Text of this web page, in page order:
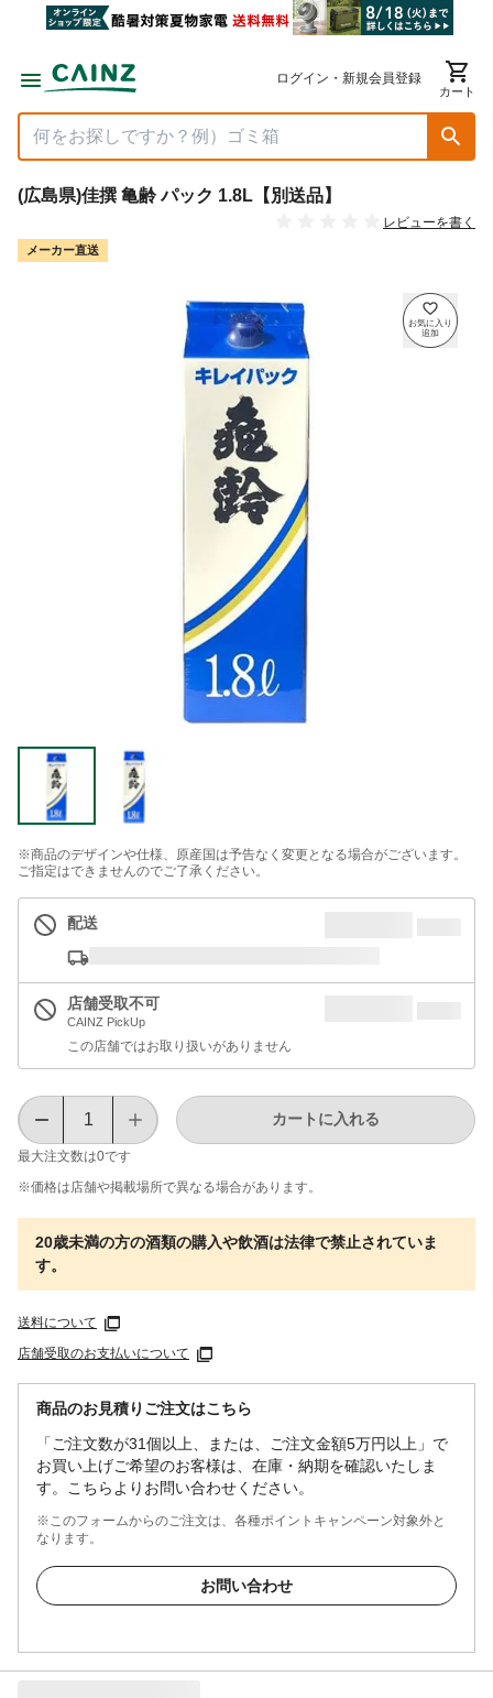
ログイン・新規会員登録
カート
(広島県)佳撰 亀齢 パック 1.8L【別送品】
レビューを書く
メーカー直送
※商品のデザインや仕様、原産国は予告なく変更となる場合がございます。
ご指定はできませんのでご了承ください。
配送
店舗受取不可
CAINZ PickUp
この店舗ではお取り扱いがありません
最大注文数は0です
カートに入れる
※価格は​店舗や​掲載場所で​異なる​場合が​あります。
20歳未満の方の酒類の購入や飲酒は法律で禁止されていま
す。
送料について
店舗受取のお支払いについて
商品のお見積りご注文はこちら
「ご注文数が31個以上、または、ご注文金額5万円以上」で
お買い上げご希望のお客様は、在庫・納期を確認いたしま
す。こちらよりお問い合わせください。
※このフォームからのご注文は、各種ポイントキャンペーン対象外と
なります。
お問い合わせ